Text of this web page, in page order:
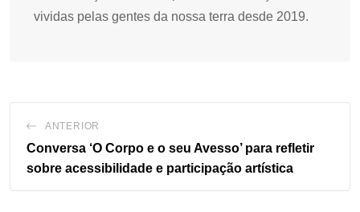
vividas pelas gentes da nossa terra desde 2019.
ANTERIOR
Conversa ‘O Corpo e o seu Avesso’ para refletir
sobre acessibilidade e participação artística